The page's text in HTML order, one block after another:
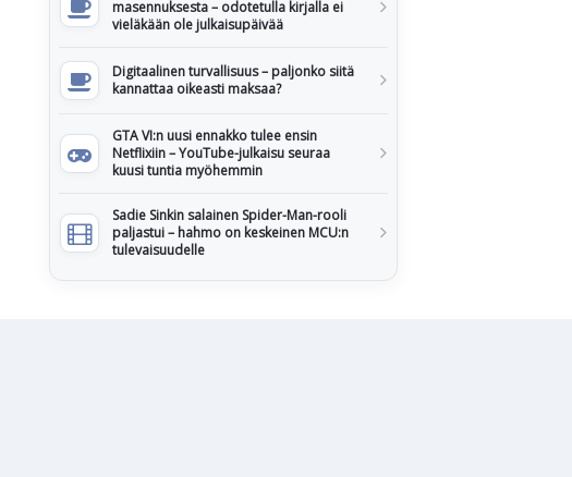
masennuksesta – odotetulla kirjalla ei
vieläkään ole julkaisupäivää
Digitaalinen turvallisuus – paljonko siitä
kannattaa oikeasti maksaa?
GTA VI:n uusi ennakko tulee ensin
Netflixiin – YouTube-julkaisu seuraa
kuusi tuntia myöhemmin
Sadie Sinkin salainen Spider-Man-rooli
paljastui – hahmo on keskeinen MCU:n
tulevaisuudelle